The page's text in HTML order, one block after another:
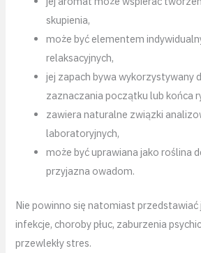
skupienia,
może być elementem
relaksacyjnych,
jej zapach bywa wykorzystywany
zaznaczania początku lub końca
zawiera naturalne związki
laboratoryjnych,
może być uprawiana jako roślina
przyjazna owadom.
Nie powinno się natomiast przedstawiać
infekcje, choroby płuc, zaburzenia
przewlekły stres.